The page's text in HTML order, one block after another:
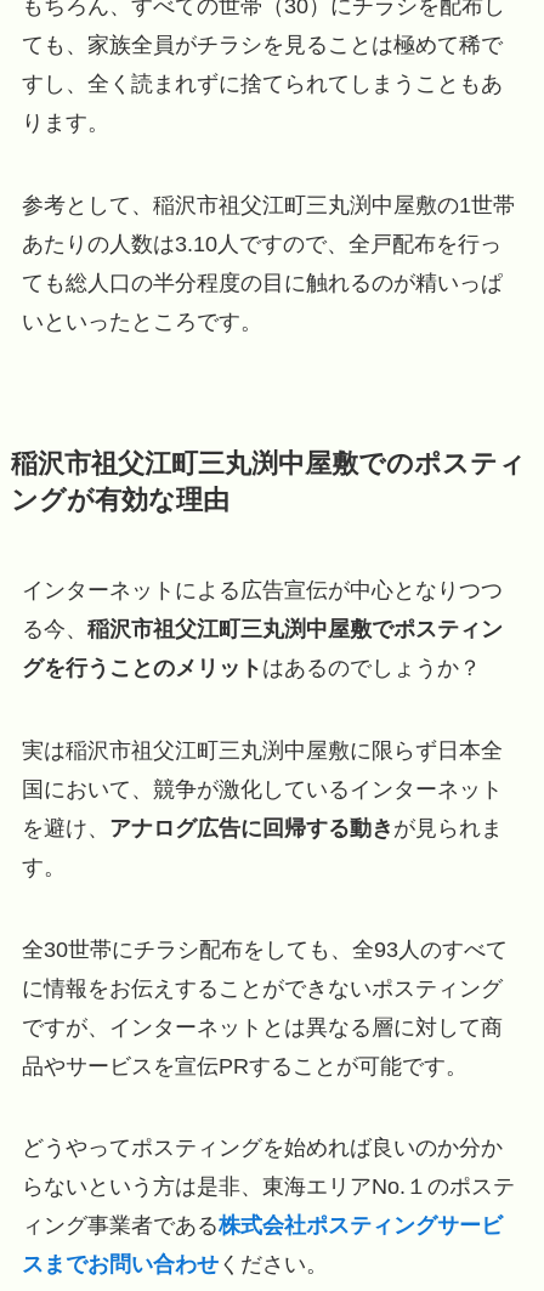
もちろん、すべての世帯（30）にチラシを配布し
ても、家族全員がチラシを見ることは極めて稀で
すし、全く読まれずに捨てられてしまうこともあ
ります。
参考として、稲沢市祖父江町三丸渕中屋敷の1世帯
あたりの人数は3.10人ですので、全戸配布を行っ
ても総人口の半分程度の目に触れるのが精いっぱ
いといったところです。
稲沢市祖父江町三丸渕中屋敷でのポスティ
ングが有効な理由
インターネットによる広告宣伝が中心となりつつ
る今、 稲沢市祖父江町三丸渕中屋敷でポスティン
グを行うことのメリット はあるのでしょうか？
実は稲沢市祖父江町三丸渕中屋敷に限らず日本全
国において、競争が激化しているインターネット
を避け、 アナログ広告に回帰する動き が見られま
す。
全30世帯にチラシ配布をしても、全93人のすべて
に情報をお伝えすることができないポスティング
ですが、インターネットとは異なる層に対して商
品やサービスを宣伝PRすることが可能です。
どうやってポスティングを始めれば良いのか分か
らないという方は是非、東海エリアNo.１のポステ
ィング事業者である株式会社ポスティングサービ
スまでお問い合わせください。